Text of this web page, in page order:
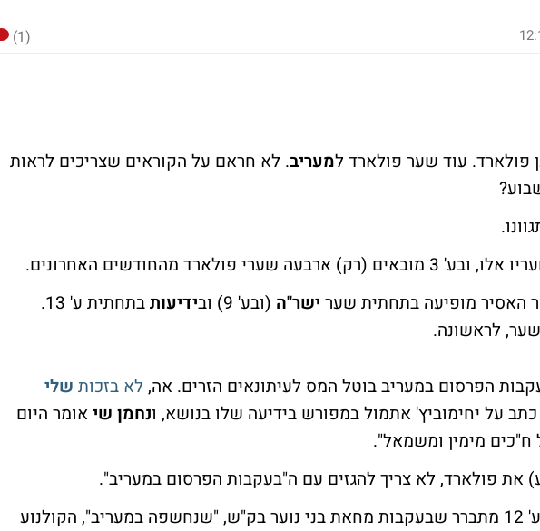
(1)
פולארד. עוד שער פולארד למעריב. לא חראם על הקוראים שצריכים לראות
פולארד מהחודשים האחרונים.
האסיר מופיעה בתחתית שער ישר"ה (ובע' 9) וב ידיעות
בתחתית ע' 13.
לראשונה.
הפרסום במעריב בוטל המס לעיתונאים הזרים. אה, לא בזכות שלי
כתב על יחימוביץ' אתמול במפורש בידיעה שלו בנושא, ונחמן שי אומר היום
מימין ומשמאל".
את פולארד, לא צריך להגזים עם ה"בעקבות הפרסום במעריב".
אבל לא, זה לא מספיק: בע' 12 מתברר שבעקבות מחאת בני נוער בק"ש, "שנחשפה במעריב", הקולנוע